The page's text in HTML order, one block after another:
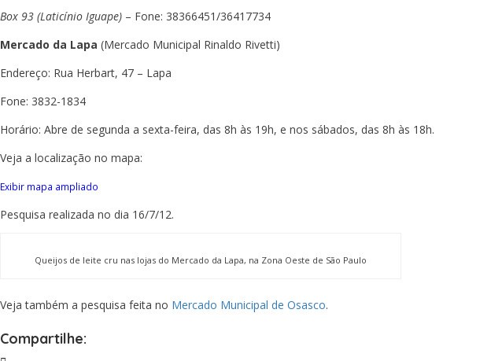
Box 93 (Laticínio Iguape) – Fone: 38366451/36417734
Mercado da Lapa (Mercado Municipal Rinaldo Rivetti)
Endereço: Rua Herbart, 47 – Lapa
Fone: 3832-1834
Horário: Abre de segunda a sexta-feira, das 8h às 19h, e nos sábados, das 8h às 18h.
Veja a localização no mapa:
Exibir mapa ampliado
Pesquisa realizada no dia 16/7/12.
Queijos de leite cru nas lojas do Mercado da Lapa, na Zona Oeste de São Paulo
Veja também a pesquisa feita no Mercado Municipal de Osasco.
Compartilhe: